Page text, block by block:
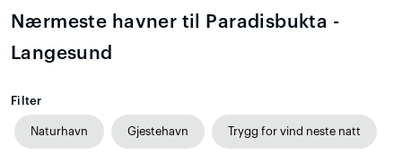
Nærmeste havner til Paradisbukta -
Langesund
Filter
Naturhavn Gjestehavn Trygg for vind neste natt